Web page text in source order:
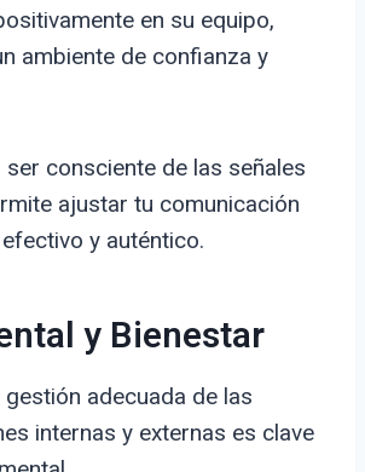
en su equipo,
ambiente de confianza y
consciente de las señales
ajustar tu comunicación
y auténtico.
y Bienestar
gestión adecuada de las
internas y externas es clave